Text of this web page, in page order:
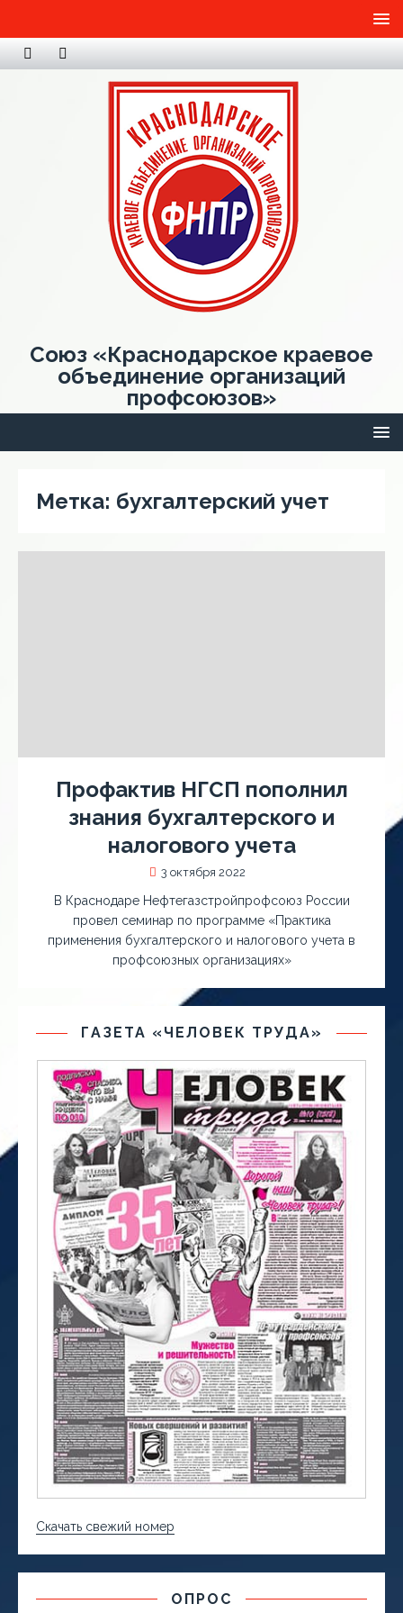
Союз «Краснодарское краевое
объединение организаций
профсоюзов»
Метка: бухгалтерский учет
Профактив НГСП пополнил
знания бухгалтерского и
налогового учета
3 октября 2022
В Краснодаре Нефтегазстройпрофсоюз России
провел семинар по программе «Практика
применения бухгалтерского и налогового учета в
профсоюзных организациях»
ГАЗЕТА «ЧЕЛОВЕК ТРУДА»
Скачать свежий номер
ОПРОС